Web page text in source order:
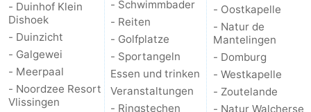
bos
Middelburg
Zeeuws-
Vlaanderen
-
Nieuwvliet
- Duinhof Klein
Dishoek
- Duinzicht
- Galgewei
- Meerpaal
- Noordzee Resort
Vlissingen
- Schwimmbader
- Reiten
- Golfplatze
- Sportangeln
Essen und trinken
Veranstaltungen
- Ringstechen
- Oostkapelle
- Natur de
Mantelingen
- Domburg
- Westkapelle
- Zoutelande
- Natur Walcherse